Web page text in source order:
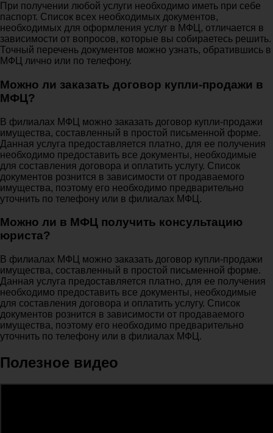
При получении любой услуги необходимо иметь при себе
паспорт. Список всех необходимых документов,
необходимых для оформления услуг в МФЦ, отличается в
зависимости от вопросов, которые вы собираетесь решить.
Точный перечень документов можно узнать, обратившись в
МФЦ лично или по телефону.
Можно ли заказать договор купли-продажи в
МФЦ?
В филиалах МФЦ можно заказать договор купли-продажи
имущества, составленный в простой письменной форме.
Данная услуга предоставляется платно, для ее получения
необходимо предоставить все документы, необходимые
для составления договора и оплатить услугу. Список
документов рознится в зависимости от продаваемого
имущества, поэтому его необходимо предварительно
уточнить по телефону или в филиалах МФЦ.
Можно ли в МФЦ получить консультацию
юриста?
В филиалах МФЦ можно заказать договор купли-продажи
имущества, составленный в простой письменной форме.
Данная услуга предоставляется платно, для ее получения
необходимо предоставить все документы, необходимые
для составления договора и оплатить услугу. Список
документов рознится в зависимости от продаваемого
имущества, поэтому его необходимо предварительно
уточнить по телефону или в филиалах МФЦ.
Полезное видео